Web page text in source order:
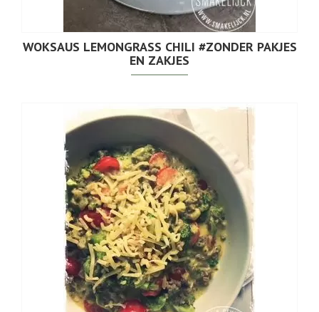
WOKSAUS LEMONGRASS CHILI #ZONDER PAKJES
EN ZAKJES